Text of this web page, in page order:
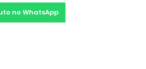
no WhatsApp